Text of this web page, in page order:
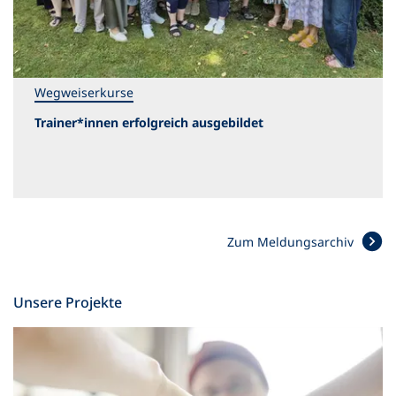
Wegweiserkurse
Trainer*innen erfolgreich ausgebildet
Zum Meldungsarchiv
Unsere Projekte